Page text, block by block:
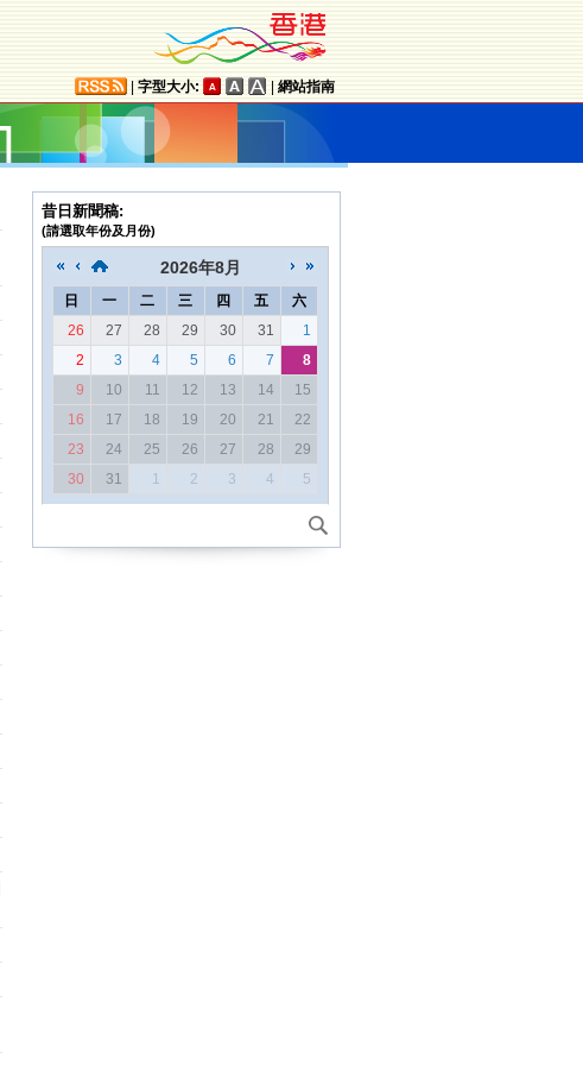
字型大小: 網站指南
昔日新聞稿:
(請選取年份及月份)
2026年8月
日 一 二 三 四 五
六
26
27 28 29 30 31
1
2
3 4 5 6 7
8
9
10 11 12 13 14
15
16
17 18 19 20 21
22
23
24 25 26 27 28
29
30
31 1 2 3 4 5